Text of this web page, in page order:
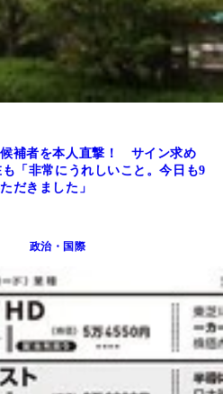
補者を本人直撃！ サイン求め
「非常にうれしいこと。今日も9
だきました」
政治・国際